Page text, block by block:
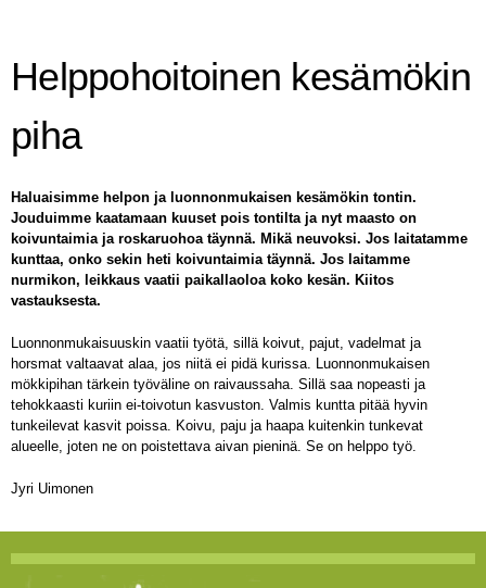
Helppohoitoinen kesämökin
piha
Haluaisimme helpon ja luonnonmukaisen kesämökin tontin.
Jouduimme kaatamaan kuuset pois tontilta ja nyt maasto on
koivuntaimia ja roskaruohoa täynnä. Mikä neuvoksi. Jos laitatamme
kunttaa, onko sekin heti koivuntaimia täynnä. Jos laitamme
nurmikon, leikkaus vaatii paikallaoloa koko kesän. Kiitos
vastauksesta.
Luonnonmukaisuuskin vaatii työtä, sillä koivut, pajut, vadelmat ja
horsmat valtaavat alaa, jos niitä ei pidä kurissa. Luonnonmukaisen
mökkipihan tärkein työväline on raivaussaha. Sillä saa nopeasti ja
tehokkaasti kuriin ei-toivotun kasvuston. Valmis kuntta pitää hyvin
tunkeilevat kasvit poissa. Koivu, paju ja haapa kuitenkin tunkevat
alueelle, joten ne on poistettava aivan pieninä. Se on helppo työ.
Jyri Uimonen